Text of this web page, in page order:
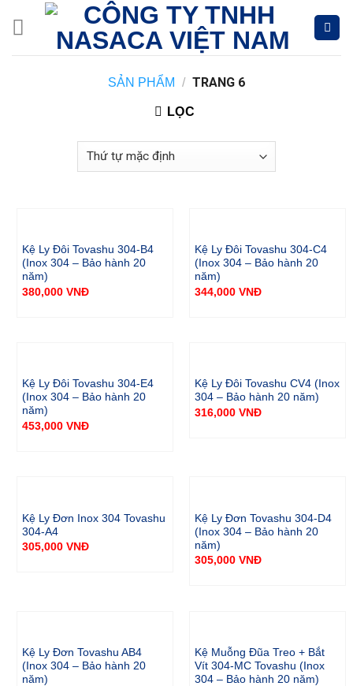
SẢN PHẨM / TRANG 6
LỌC
Kệ Ly Đôi Tovashu 304-B4
(Inox 304 – Bảo hành 20
năm)
380,000 VNĐ
Kệ Ly Đôi Tovashu 304-C4
(Inox 304 – Bảo hành 20
năm)
344,000 VNĐ
Kệ Ly Đôi Tovashu 304-E4
(Inox 304 – Bảo hành 20
năm)
453,000 VNĐ
Kệ Ly Đôi Tovashu CV4 (Inox
304 – Bảo hành 20 năm)
316,000 VNĐ
Kệ Ly Đơn Inox 304 Tovashu
304-A4
305,000 VNĐ
Kệ Ly Đơn Tovashu 304-D4
(Inox 304 – Bảo hành 20
năm)
305,000 VNĐ
Kệ Ly Đơn Tovashu AB4
(Inox 304 – Bảo hành 20
năm)
Kệ Muỗng Đũa Treo + Bắt
Vít 304-MC Tovashu (Inox
304 – Bảo hành 20 năm)